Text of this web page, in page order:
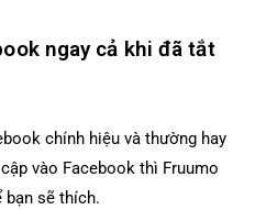
ngay cả khi đã tắt
chính hiệu và thường hay
vào Facebook thì Fruumo
sẽ thích.